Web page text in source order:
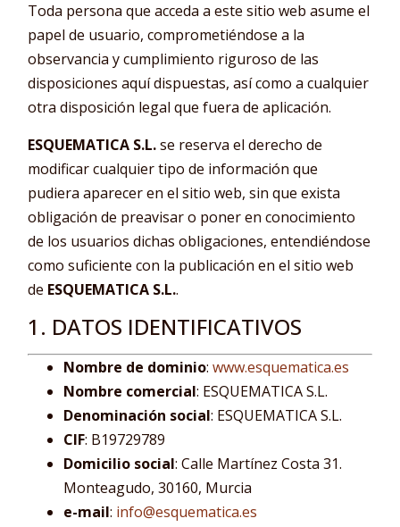
Toda persona que acceda a este sitio web asume el
papel de usuario, comprometiéndose a la
observancia y cumplimiento riguroso de las
disposiciones aquí dispuestas, así como a cualquier
otra disposición legal que fuera de aplicación.
ESQUEMATICA S.L.se reserva el derecho de
modificar cualquier tipo de información que
pudiera aparecer en el sitio web, sin que exista
obligación de preavisar o poner en conocimiento
de los usuarios dichas obligaciones, entendiéndose
como suficiente con la publicación en el sitio web
de ESQUEMATICA S.L..
1. DATOS IDENTIFICATIVOS
Nombre de dominio:www.esquematica.es
Nombre comercial: ESQUEMATICA S.L.
Denominación social: ESQUEMATICA S.L.
CIF: B19729789
Domicilio social: Calle Martínez Costa 31.
Monteagudo, 30160, Murcia
e-mail: info@esquematica.es